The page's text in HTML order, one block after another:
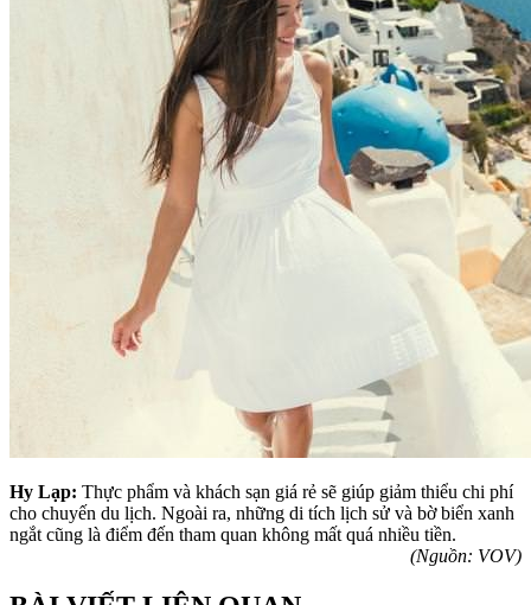
Hy Lạp: Thực phẩm và khách sạn giá rẻ sẽ giúp giảm thiểu chi phí
cho chuyến du lịch. Ngoài ra, những di tích lịch sử và bờ biển xanh
ngắt cũng là điểm đến tham quan không mất quá nhiều tiền.
(Nguồn: VOV)